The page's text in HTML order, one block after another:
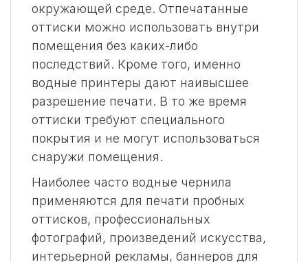
окружающей среде. Отпечатанные
оттиски можно использовать внутри
помещения без каких-либо
последствий. Кроме того, именно
водные принтеры дают наивысшее
разрешение печати. В то же время
оттиски требуют специального
покрытия и не могут использоваться
снаружи помещения.
Наиболее часто водные чернила
применяются для печати пробных
оттисков, профессиональных
фотографий, произведений искусства,
интерьерной рекламы, баннеров для